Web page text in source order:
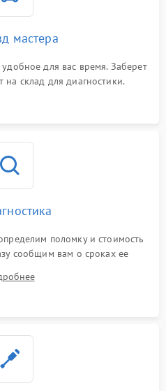
мастера
для вас время. Заберет
на склад для диагностики.
поломку и стоимость
сообщим вам о сроках ее